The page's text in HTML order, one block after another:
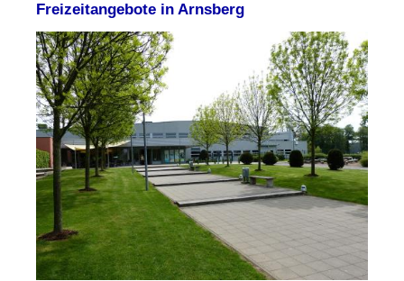
Freizeitangebote in Arnsberg